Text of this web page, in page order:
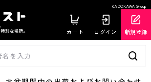
KADOKAWA Group
カート ログイン 新規登録